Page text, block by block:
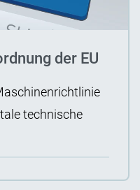
der EU
technische